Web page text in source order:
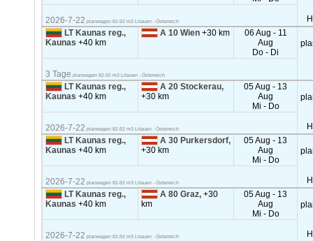
2026-7-22 planwagen 82-92 m3 Litauen - Österreich
LT Kaunas reg.,
Kaunas+40 km
A 10 Wien+30 km
06 Aug - 11
Aug
Do - Di
3 Tage planwagen 82-92 m3 Litauen - Österreich
LT Kaunas reg.,
Kaunas+40 km
A 20 Stockerau,
+30 km
05 Aug - 13
Aug
Mi - Do
2026-7-22 planwagen 82-92 m3 Litauen - Österreich
LT Kaunas reg.,
Kaunas+40 km
A 30 Purkersdorf,
+30 km
05 Aug - 13
Aug
Mi - Do
2026-7-22 planwagen 82-92 m3 Litauen - Österreich
LT Kaunas reg.,
Kaunas+40 km
A 80 Graz,+30
km
05 Aug - 13
Aug
Mi - Do
2026-7-22 planwagen 82-92 m3 Litauen - Österreich